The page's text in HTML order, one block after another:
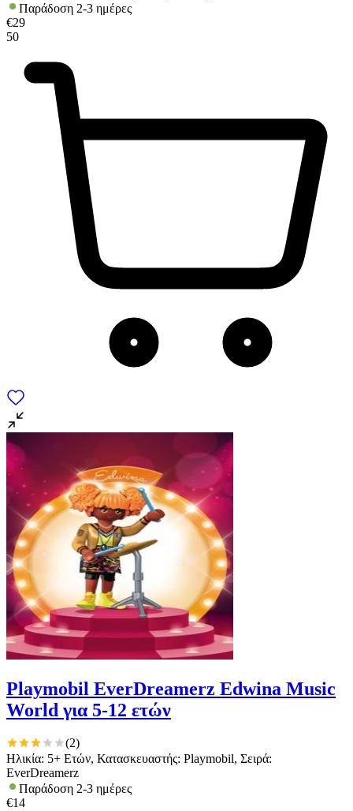
Παράδοση 2-3 ημέρες
€29
50
Playmobil EverDreamerz Edwina Music
World για 5-12 ετών
(2)
Ηλικία: 5+ Ετών, Κατασκευαστής: Playmobil, Σειρά:
EverDreamerz
Παράδοση 2-3 ημέρες
€14